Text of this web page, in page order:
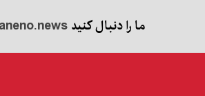
ما را دنبال کنید